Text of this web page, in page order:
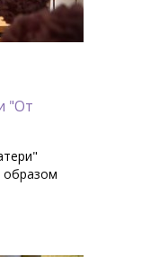
"От
образом